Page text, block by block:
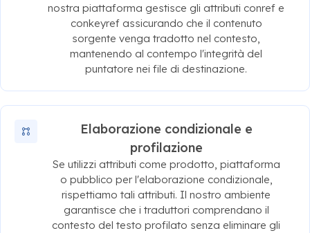
nostra piattaforma gestisce gli attributi conref e
conkeyref assicurando che il contenuto
sorgente venga tradotto nel contesto,
mantenendo al contempo l'integrità del
puntatore nei file di destinazione.
Elaborazione condizionale e
profilazione
Se utilizzi attributi come prodotto, piattaforma
o pubblico per l'elaborazione condizionale,
rispettiamo tali attributi. Il nostro ambiente
garantisce che i traduttori comprendano il
contesto del testo profilato senza eliminare gli